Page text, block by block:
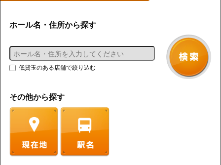
ホール名・住所から探す
低貸玉のある店舗で絞り込む
その他から探す